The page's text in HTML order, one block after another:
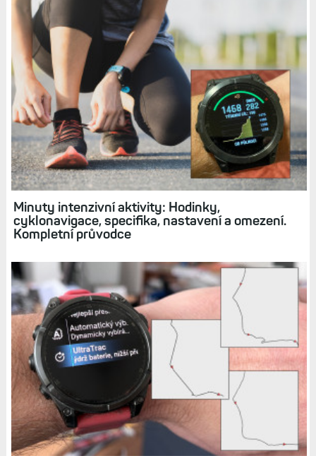
Minuty intenzivní aktivity: Hodinky,
cyklonavigace, specifika, nastavení a omezení.
Kompletní průvodce